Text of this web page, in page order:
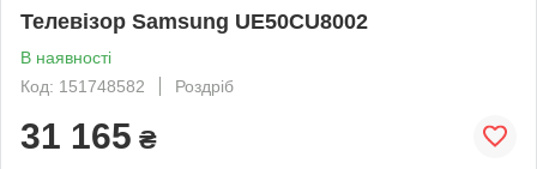
Телевізор Samsung UE50CU8002
В наявності
Код: 151748582
Роздріб
31 165 ₴